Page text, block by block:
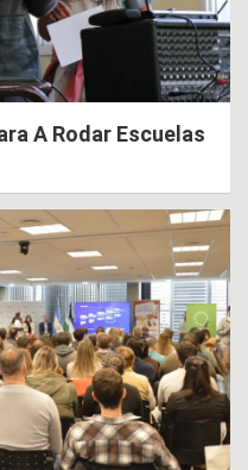
A Rodar Escuelas